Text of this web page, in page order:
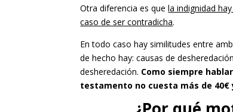
Otra diferencia es quela indignidad
caso de ser contradicha.
En todo caso hay similitudes entre
de hecho hay: causas de
desheredación. Como siempre
testamento no cuesta más de